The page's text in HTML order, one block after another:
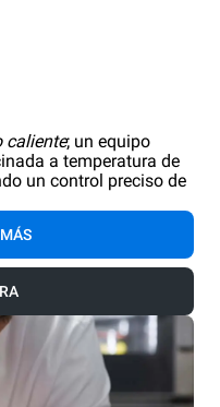
caliente; un equipo
a temperatura de
un control preciso de